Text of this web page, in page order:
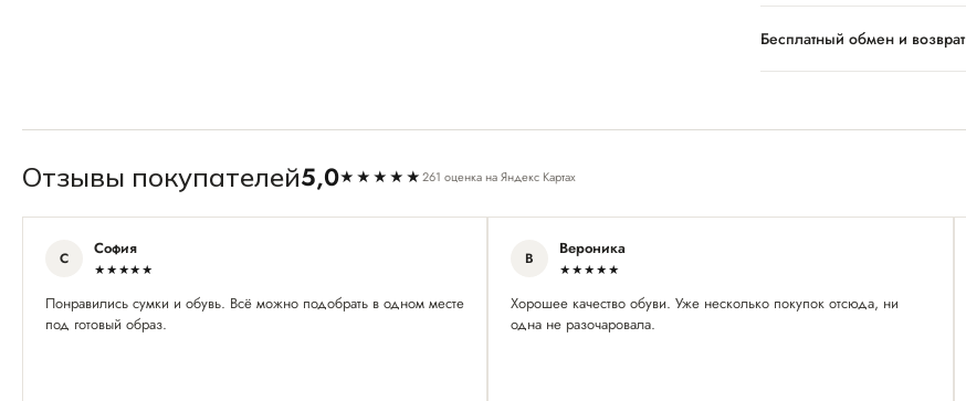
Бесплатный обмен и возврат
Отзывы покупателей5,0★★★★★261 оценка на Яндекс Картах
С София
★★★★★
Понравились сумки и обувь. Всё можно подобрать в одном месте
под готовый образ.
В Вероника
★★★★★
Хорошее качество обуви. Уже несколько покупок отсюда, ни
одна не разочаровала.